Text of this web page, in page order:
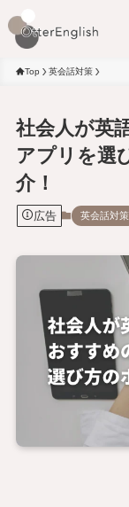
Top 英会話対策
社会人が英
アプリを選
介！
広告 英会話対策